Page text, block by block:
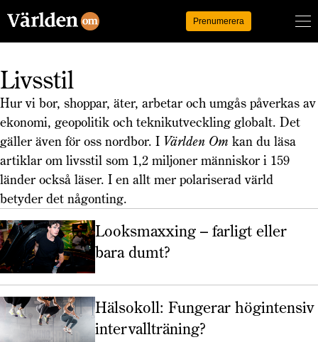
Prenumerera
Livsstil
Hur vi bor, shoppar, äter, arbetar och umgås påverkas av
ekonomi, geopolitik och teknikutveckling globalt. Det
gäller även för oss nordbor. I Världen Om kan du läsa
artiklar om livsstil som 1,2 miljoner människor i 159
länder också läser. I en allt mer polariserad värld
betyder det någonting.
Looksmaxxing – farligt eller
bara dumt?
Hälsokoll: Fungerar högintensiv
intervallträning?